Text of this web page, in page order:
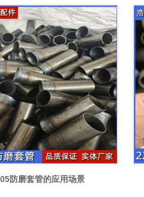
防磨套管的应用场景